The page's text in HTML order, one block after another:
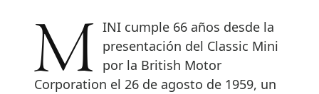
MINI cumple 66 años desde la
presentación del Classic Mini
por la British Motor
Corporation el 26 de agosto de 1959, un